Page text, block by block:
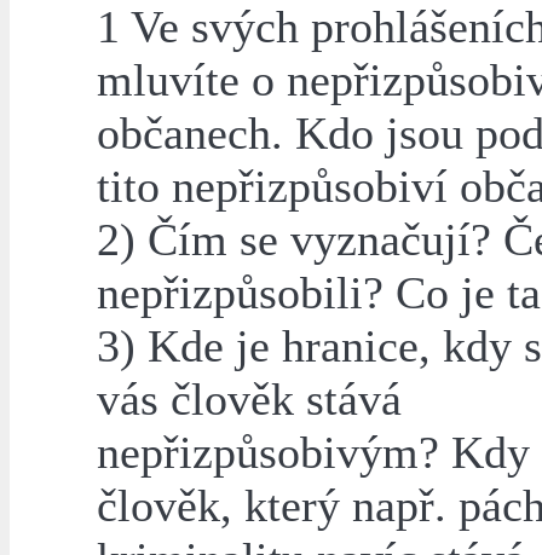
1 Ve svých
mluvíte o
občanech. Kdo jsou
tito nepřizpůsobiví
2) Čím se vyznačují?
nepřizpůsobili? Co je
3) Kde je hranice, kdy
vás člověk stává
nepřizpůsobivým? Kdy
člověk, který např.